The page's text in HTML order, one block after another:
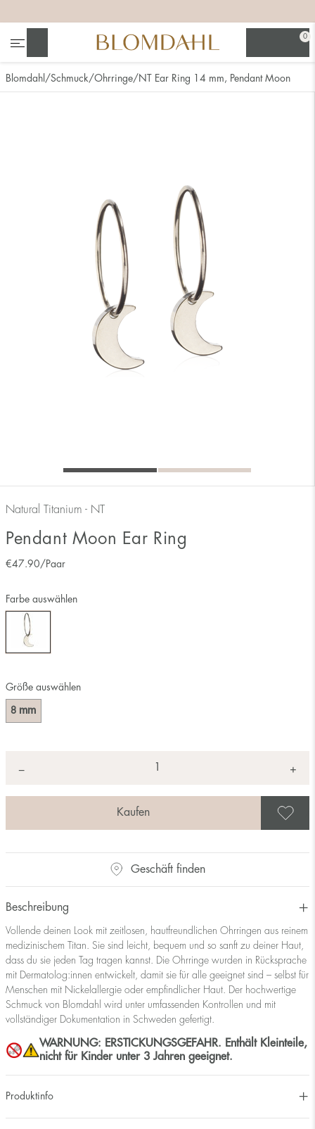
0
Blomdahl Schmuck Ohrringe NT Ear Ring 14 mm, Pendant Moon
Natural Titanium - NT
Pendant Moon Ear Ring
€47.90/Paar
Größe auswählen
8 mm
Farbe auswählen
− +
Geschäft finden
Beschreibung
Vollende deinen Look mit zeitlosen, hautfreundlichen Ohrringen aus reinem
medizinischem Titan. Sie sind leicht, bequem und so sanft zu deiner Haut,
dass du sie jeden Tag tragen kannst. Die Ohrringe wurden in Rücksprache
mit Dermatolog:innen entwickelt, damit sie für alle geeignet sind – selbst für
Menschen mit Nickelallergie oder empfindlicher Haut. Der hochwertige
Schmuck von Blomdahl wird unter umfassenden Kontrollen und mit
vollständiger Dokumentation in Schweden gefertigt.
WARNUNG: ERSTICKUNGSGEFAHR. Enthält Kleinteile,
nicht für Kinder unter 3 Jahren geeignet.
Produktinfo